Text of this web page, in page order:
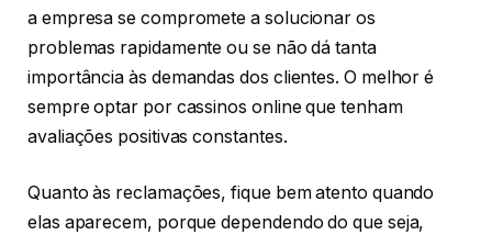
a empresa se compromete a solucionar os
problemas rapidamente ou se não dá tanta
importância às demandas dos clientes. O melhor é
sempre optar por cassinos online que tenham
avaliações positivas constantes.
Quanto às reclamações, fique bem atento quando
elas aparecem, porque dependendo do que seja,